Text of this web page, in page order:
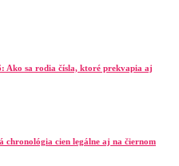
Ako sa rodia čísla, ktoré prekvapia aj
cien legálne aj na čiernom